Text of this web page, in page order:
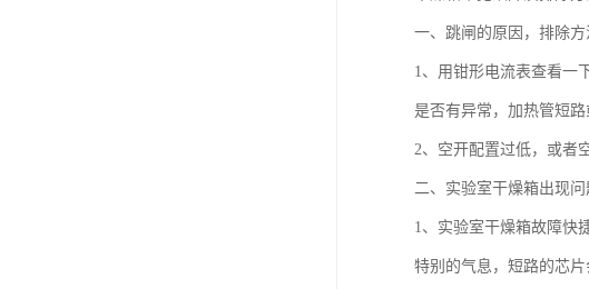
一、跳闸的原因，排除方
1、用钳形电流表查看一
是否有异常，加热管短
2、空开配置过低，或者
二、实验室干燥箱出现问
1、实验室干燥箱故障快
特别的气息，短路的芯